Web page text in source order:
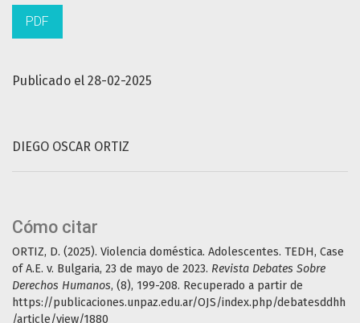
Publicado el 28-02-2025
PDF
Cómo citar
ORTIZ, D. (2025). Violencia doméstica. Adolescentes. TEDH, Case
of A.E. v. Bulgaria, 23 de mayo de 2023. Revista Debates Sobre
Derechos Humanos, (8), 199-208. Recuperado a partir de
https://publicaciones.unpaz.edu.ar/OJS/index.php/debatesddhh
/article/view/1880
DIEGO OSCAR ORTIZ